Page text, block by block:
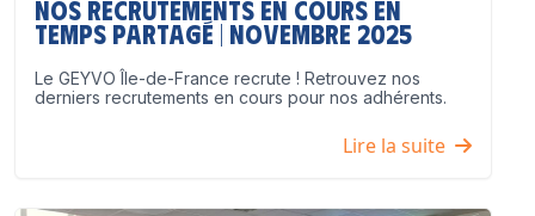
Nos recrutements en cours en
temps partagé | Novembre 2025
Le GEYVO Île-de-France recrute ! Retrouvez nos
derniers recrutements en cours pour nos adhérents.
Lire la suite